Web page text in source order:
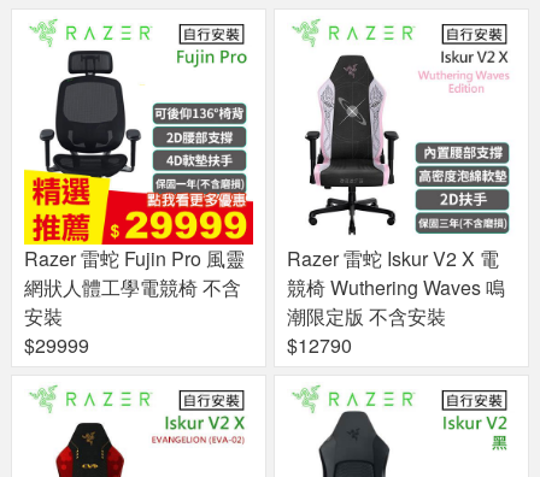
Razer 雷蛇 Fujin Pro 風靈
網狀人體工學電競椅 不含
安裝
$29999
Razer 雷蛇 Iskur V2 X 電
競椅 Wuthering Waves 鳴
潮限定版 不含安裝
$12790